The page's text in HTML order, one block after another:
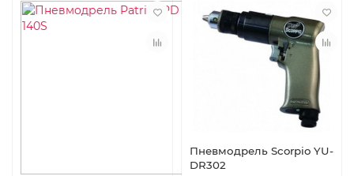
Пневмодрель Scorpio YU-
DR302